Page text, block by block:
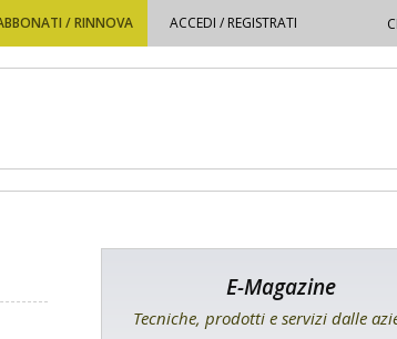
/ RINNOVA ACCEDI / REGISTRATI
E-Magazine
Tecniche, prodotti e servizi dalle